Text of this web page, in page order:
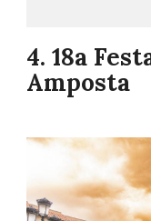
4. 18a
Amposta